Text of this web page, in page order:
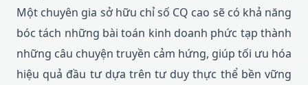
Một chuyên gia sở hữu chỉ số CQ cao sẽ có khả năng
bóc tách những bài toán kinh doanh phức tạp thành
những câu chuyện truyền cảm hứng, giúp tối ưu hóa
hiệu quả đầu tư dựa trên tư duy thực thể bền vững